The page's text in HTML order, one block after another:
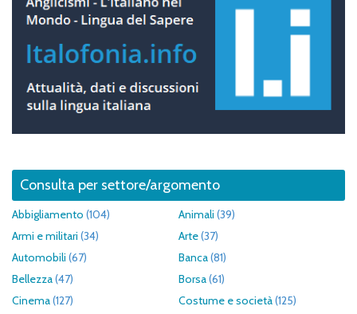
Consulta per settore/argomento
Abbigliamento (104) Animali (39)
Armi e militari (34) Arte(37)
Automobili (67) Banca(81)
Bellezza(47) Borsa(61)
Cinema(127) Costume e società(125)